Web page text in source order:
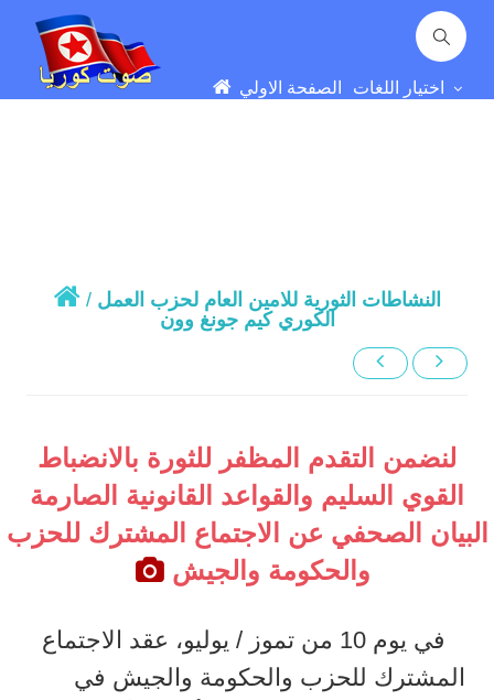
الصفحة الاولي
/ النشاطات الثورية للامين العام لحزب العمل
الكوري كيم جونغ وون
لنضمن التقدم المظفر للثورة بالانضباط
القوي السليم والقواعد القانونية الصارمة
البيان الصحفي عن الاجتماع المشترك للحزب
والحكومة والجيش
في يوم 10 من تموز / يوليو، عقد الاجتماع
المشترك للحزب والحكومة والجيش في